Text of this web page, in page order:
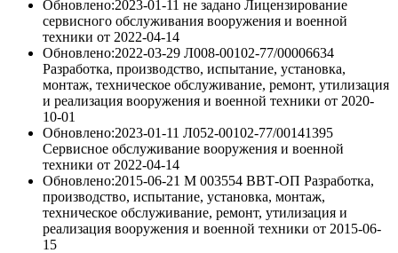
Обновлено:2023-01-11 не задано Лицензирование
сервисного обслуживания вооружения и военной
техники от 2022-04-14
Обновлено:2022-03-29 Л008-00102-77/00006634
Разработка, производство, испытание, установка,
монтаж, техническое обслуживание, ремонт, утилизация
и реализация вооружения и военной техники от 2020-
10-01
Обновлено:2023-01-11 Л052-00102-77/00141395
Сервисное обслуживание вооружения и военной
техники от 2022-04-14
Обновлено:2015-06-21 М 003554 ВВТ-ОП Разработка,
производство, испытание, установка, монтаж,
техническое обслуживание, ремонт, утилизация и
реализация вооружения и военной техники от 2015-06-
15